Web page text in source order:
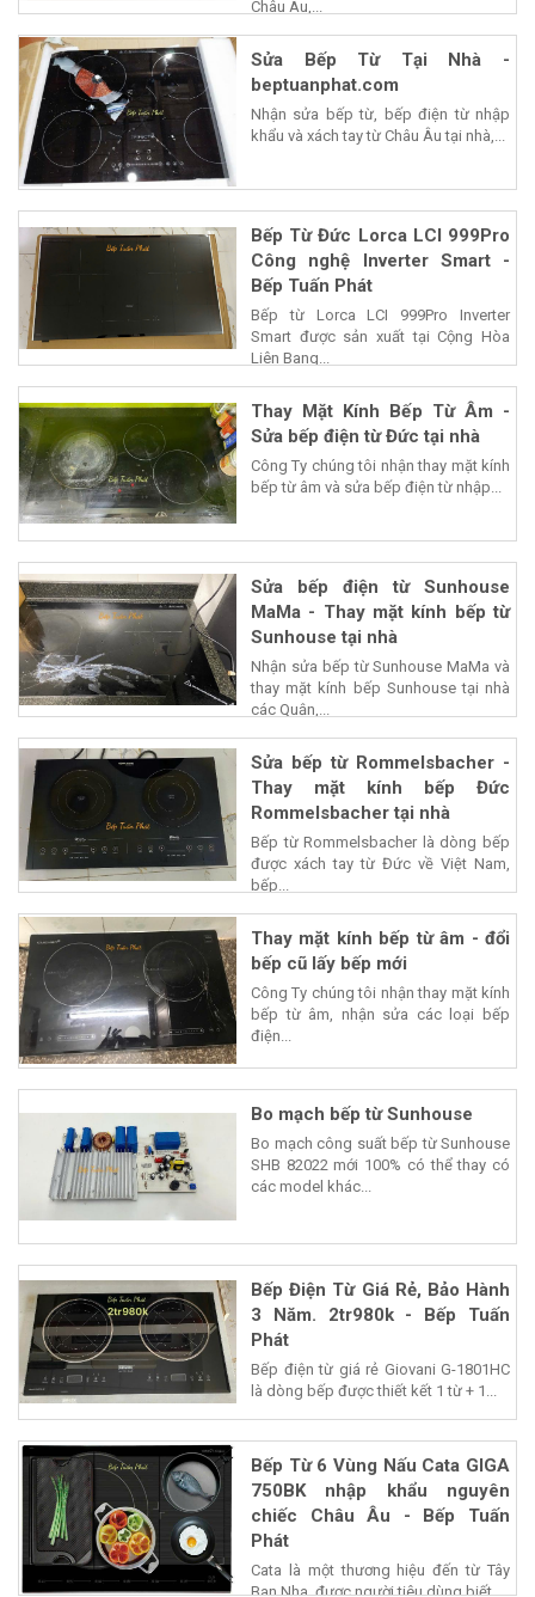
Châu Âu,...
Sửa Bếp Từ Tại Nhà -
beptuanphat.com
Nhận sửa bếp từ, bếp điện từ nhập
khẩu và xách tay từ Châu Âu tại nhà,...
Bếp Từ Đức Lorca LCI 999Pro
Công nghệ Inverter Smart -
Bếp Tuấn Phát
Bếp từ Lorca LCI 999Pro Inverter
Smart được sản xuất tại Cộng Hòa
Liên Bang...
Thay Mặt Kính Bếp Từ Âm -
Sửa bếp điện từ Đức tại nhà
Công Ty chúng tôi nhận thay mặt kính
bếp từ âm và sửa bếp điện từ nhập...
Sửa bếp điện từ Sunhouse
MaMa - Thay mặt kính bếp từ
Sunhouse tại nhà
Nhận sửa bếp từ Sunhouse MaMa và
thay mặt kính bếp Sunhouse tại nhà
các Quận,...
Sửa bếp từ Rommelsbacher -
Thay mặt kính bếp Đức
Rommelsbacher tại nhà
Bếp từ Rommelsbacher là dòng bếp
được xách tay từ Đức về Việt Nam,
bếp...
Thay mặt kính bếp từ âm - đổi
bếp cũ lấy bếp mới
Công Ty chúng tôi nhận thay mặt kính
bếp từ âm, nhận sửa các loại bếp
điện...
Bo mạch bếp từ Sunhouse
Bo mạch công suất bếp từ Sunhouse
SHB 82022 mới 100% có thể thay có
các model khác...
Bếp Điện Từ Giá Rẻ, Bảo Hành
3 Năm. 2tr980k - Bếp Tuấn
Phát
Bếp điện từ giá rẻ Giovani G-1801HC
là dòng bếp được thiết kết 1 từ + 1...
Bếp Từ 6 Vùng Nấu Cata GIGA
750BK nhập khẩu nguyên
chiếc Châu Âu - Bếp Tuấn
Phát
Cata là một thương hiệu đến từ Tây
Ban Nha, được người tiêu dùng biết...